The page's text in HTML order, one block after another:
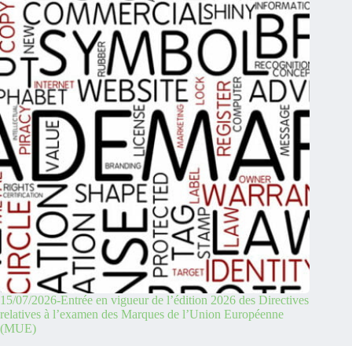
15/07/2026-Entrée en vigueur de l’édition 2026 des Directives
relatives à l’examen des Marques de l’Union Européenne
(MUE)